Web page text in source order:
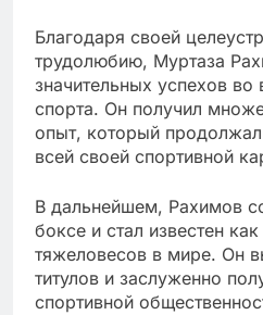
Благодаря своей
трудолюбию, Муртаза
значительных успехов во
спорта. Он получил
опыт, который продолжал
всей своей спортивной
В дальнейшем, Рахимов
боксе и стал известен
тяжеловесов в мире. Он
титулов и заслуженно
спортивной